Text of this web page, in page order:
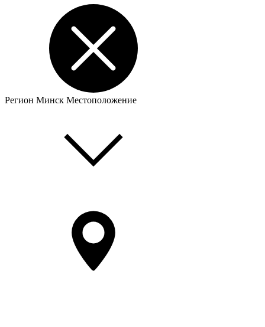
Регион Минск Местоположение